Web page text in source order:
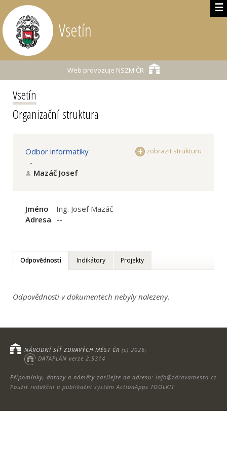
☰
Vsetín
Web provozuje NSZM ČR
Vsetín
Organizační struktura
zobrazit strukturu
Odbor informatiky
-
Mazáč Josef
Jméno
Ing. Josef Mazáč
Adresa --
Odpovědnosti Indikátory Projekty
Odpovědnosti v dokumentech nebyly nalezeny.
Připomínky, dotazy a náměty zasílejte na adresu: info@zdravamesta.cz
Použit redakční a publikační systém ActionApps TOOLKIT
NÁRODNÍ SÍŤ ZDRAVÝCH MĚST ČR (c) 2026;
DATAPLÁN verze 2.5314